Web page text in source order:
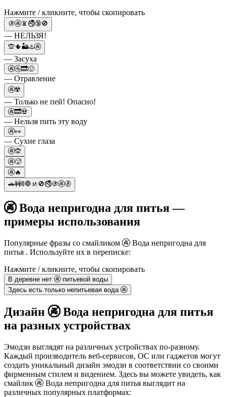
Нажмите / кликните, чтобы скопировать
🚯🚱📵🚭🔞🚫
— НЕЛЬЗЯ!
🙊🌵🏜♨️🚱
— Засуха
🚱🚰🔜🤢
— Отравление
🚱☢️
— Только не пей! Опасно!
🚱🔜💀
— Нельзя пить эту воду
🚱👀
— Сухие глаза
🚱🙊
🚱🥵
🚱🔥
🚗🚧🚦🛑🚸🚫🚭🚯🚱🚷
🚱 Вода непригодна для питья —
примеры использования
Популярные фразы со смайликом 🚱 Вода непригодна для
питья . Используйте их в переписке:
Нажмите / кликните, чтобы скопировать
В деревне нет 🚱 питьевой воды
Здесь есть только непитьевая вода 🚱
Дизайн 🚱 Вода непригодна для питья
на разных устройствах
Эмодзи выглядят на различных устройствах по-разному.
Каждый производитель веб-сервисов, ОС или гаджетов могут
создать уникальный дизайн эмодзи в соответствии со своими
фирменным стилем и видением. Здесь вы можете увидеть, как
смайлик 🚱 Вода непригодна для питья выглядит на
различных популярных платформах: